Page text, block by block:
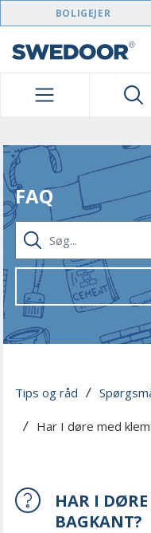
SWEDOOR
BOLIGEJER
FAQ
SØG...
Tips og råd /
/ Har I døre med
HAR I
BAGKANT?